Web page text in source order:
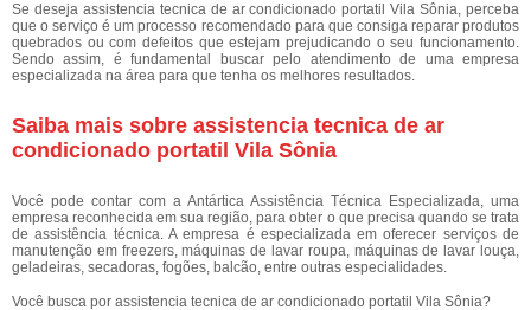
Se deseja assistencia tecnica de ar condicionado portatil Vila Sônia, perceba
que o serviço é um processo recomendado para que consiga reparar produtos
quebrados ou com defeitos que estejam prejudicando o seu funcionamento.
Sendo assim, é fundamental buscar pelo atendimento de uma empresa
especializada na área para que tenha os melhores resultados.
Saiba mais sobre assistencia tecnica de ar
condicionado portatil Vila Sônia
Você pode contar com a Antártica Assistência Técnica Especializada, uma
empresa reconhecida em sua região, para obter o que precisa quando se trata
de assistência técnica. A empresa é especializada em oferecer serviços de
manutenção em freezers, máquinas de lavar roupa, máquinas de lavar louça,
geladeiras, secadoras, fogões, balcão, entre outras especialidades.
Você busca por assistencia tecnica de ar condicionado portatil Vila Sônia?